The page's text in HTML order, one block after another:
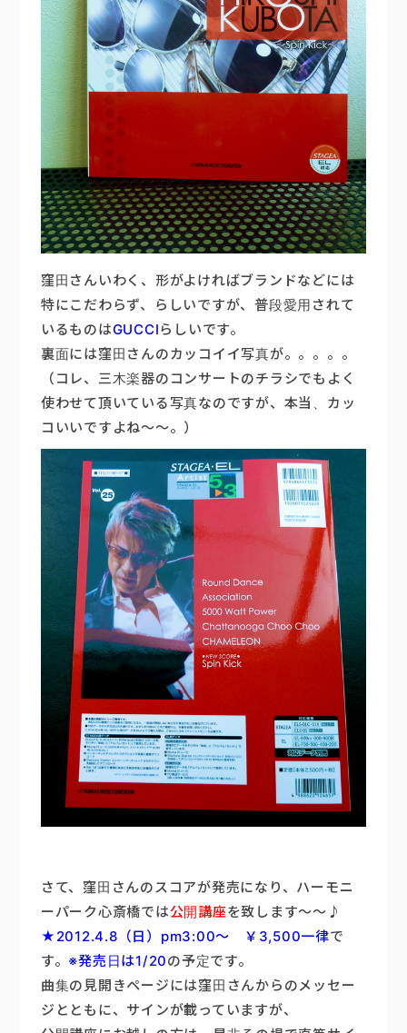
窪田さんいわく、形がよければブランドなどには
特にこだわらず、らしいですが、普段愛用されて
いるものはGUCCIらしいです。
裏面には窪田さんのカッコイイ写真が。。。。。
（コレ、三木楽器のコンサートのチラシでもよく
使わせて頂いている写真なのですが、本当、カッ
コいいですよね〜〜。）
さて、窪田さんのスコアが発売になり、ハーモニ
ーパーク心斎橋では公開講座を致します〜〜♪
★2012.4.8（日）pm3:00〜 ￥3,500一律で
す。 ※発売日は1/20の予定です。
曲集の見開きページには窪田さんからのメッセー
ジとともに、サインが載っていますが、